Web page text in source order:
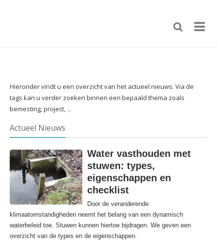
Hieronder vindt u een overzicht van het actueel nieuws. Via de
tags kan u verder zoeken binnen een bepaald thema zoals
bemesting, project, ...
Actueel Nieuws
Water vasthouden met
stuwen: types,
eigenschappen en
checklist
Door de veranderende
klimaatomstandigheden neemt het belang van een dynamisch
waterbeleid toe. Stuwen kunnen hiertoe bijdragen. We geven een
overzicht van de types en de eigenschappen.